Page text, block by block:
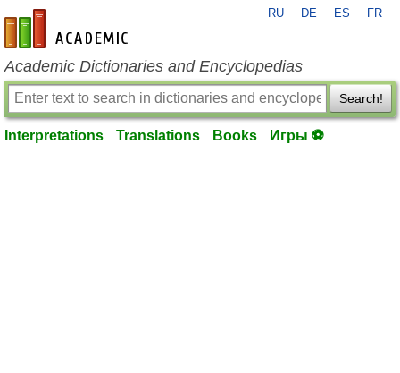
en-academic.com
RU DE ES FR
Academic Dictionaries and Encyclopedias
Search!
Interpretations Translations Books Игры ⚽